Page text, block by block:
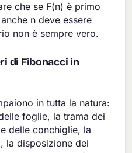
che se F(n) è primo
n deve essere
non è sempre vero.
di Fibonacci in
in tutta la natura:
foglie, la trama dei
delle conchiglie, la
la disposizione dei